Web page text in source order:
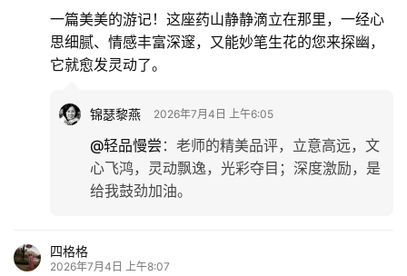
一篇美美的游记！这座药山静静滴立在那里，一经心
思细腻、情感丰富深邃，又能妙笔生花的您来探幽，
它就愈发灵动了。
锦瑟黎燕 2026年7月4日 上午6:05
@轻品慢尝 ： 老师的精美品评，立意高远，文
心飞鸿，灵动飘逸，光彩夺目；深度激励，是
给我鼓劲加油。
四格格
2026年7月4日 上午8:07